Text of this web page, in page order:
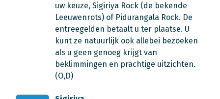
uw keuze, Sigiriya Rock (de bekende
Leeuwenrots) of Pidurangala Rock. De
entreegelden betaalt u ter plaatse. U
kunt ze natuurlijk ook allebei bezoeken
als u geen genoeg krijgt van
beklimmingen en prachtige uitzichten.
(O,D)